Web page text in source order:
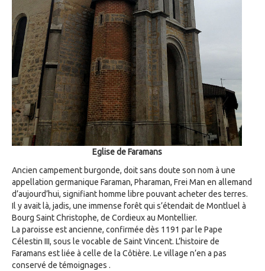
Eglise de Faramans
Ancien campement burgonde, doit sans doute son nom à une
appellation germanique Faraman, Pharaman, Frei Man en allemand
d’aujourd’hui, signifiant homme libre pouvant acheter des terres.
Il y avait là, jadis, une immense forêt qui s’étendait de Montluel à
Bourg Saint Christophe, de Cordieux au Montellier.
La paroisse est ancienne, confirmée dès 1191 par le Pape
Célestin III, sous le vocable de Saint Vincent. L’histoire de
Faramans est liée à celle de la Côtière. Le village n’en a pas
conservé de témoignages .